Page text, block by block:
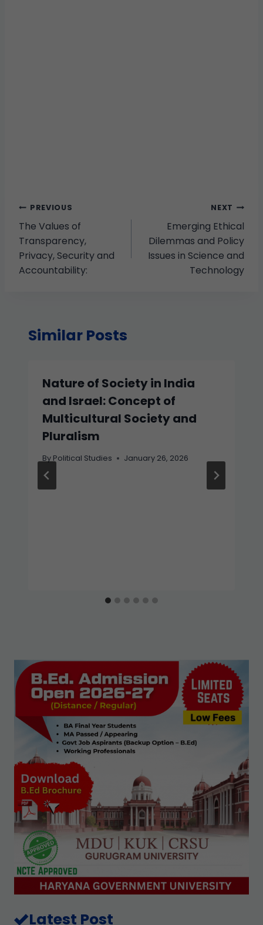
PREVIOUS
The Values of
Transparency,
Privacy, Security and
Accountability:
NEXT
Emerging Ethical
Dilemmas and Policy
Issues in Science and
Technology
Similar Posts
Nature of Society in India
and Israel: Concept of
Multicultural Society and
Pluralism
By Political Studies January 26, 2026
Latest Post